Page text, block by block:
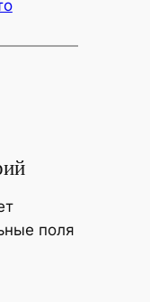
поля